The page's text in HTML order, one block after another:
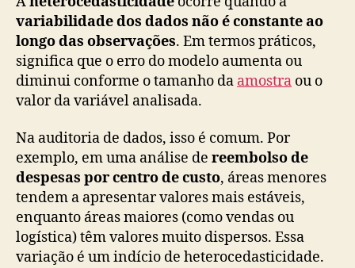
variabilidade dos dados não é constante ao
longo das observações. Em termos práticos,
significa que o erro do modelo aumenta ou
diminui conforme o tamanho da amostra ou o
valor da variável analisada.
Na auditoria de dados, isso é comum. Por
exemplo, em uma análise de reembolso de
despesas por centro de custo, áreas menores
tendem a apresentar valores mais estáveis,
enquanto áreas maiores (como vendas ou
logística) têm valores muito dispersos. Essa
variação é um indício de heterocedasticidade.